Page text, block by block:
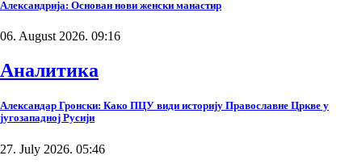
Александрија: Основан нови женски манастир
06. August 2026. 09:16
Аналитика
Александар Гронски: Како ПЦУ види историју Православне Цркве у
југозападној Русији
27. July 2026. 05:46